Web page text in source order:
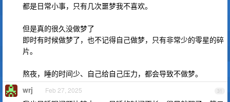
都是日常小事，只有几次噩梦我不喜欢。
但是真的很久没做梦了
即时有时候做梦了，也不记得自己做梦，只有非常少的零星的碎
片。
熬夜，睡的时间少、自己给自己压力，都会导致不做梦。
31
wrj Feb 27, 2025